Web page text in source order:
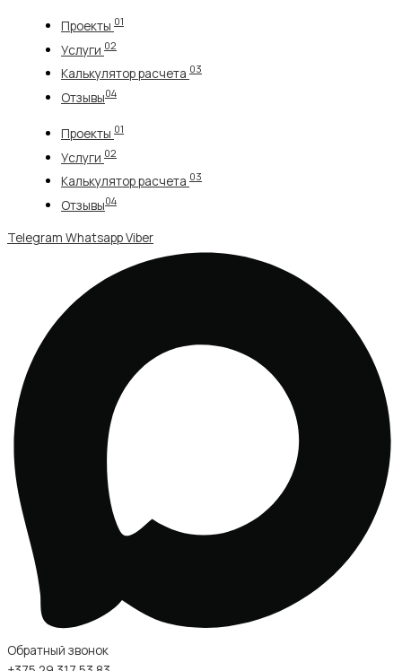
содержимому
Проекты 01
Услуги 02
Калькулятор расчета 03
Отзывы04
Проекты 01
Услуги 02
Калькулятор расчета 03
Отзывы04
Telegram WhatsappViber
Обратный звонок